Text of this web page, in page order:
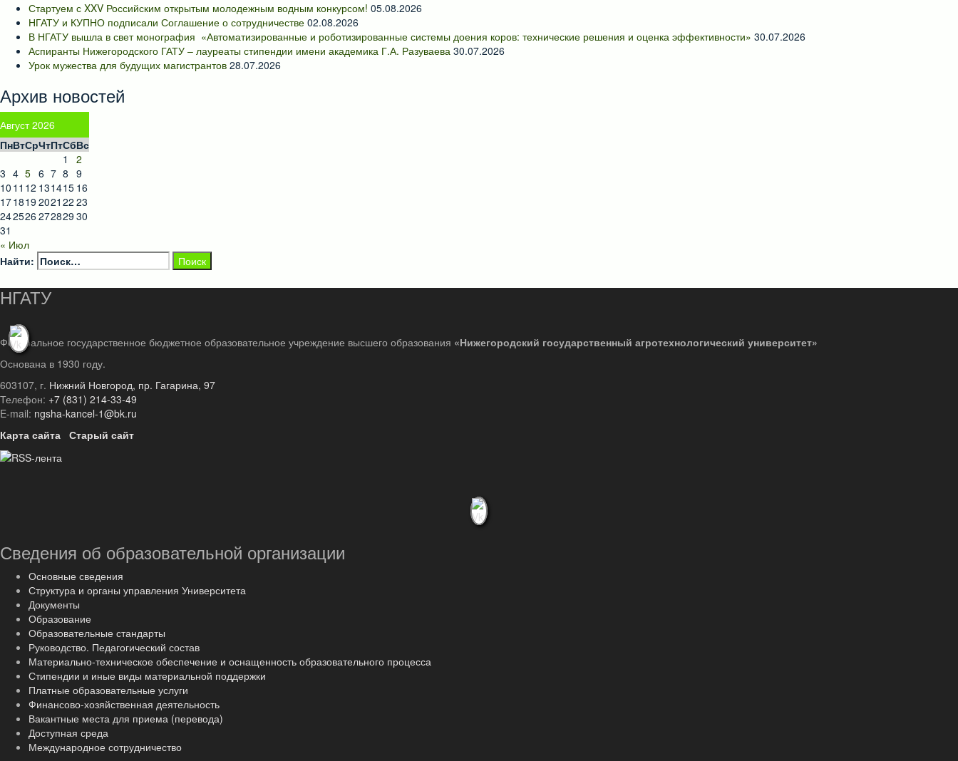
Стартуем с XXV Российским открытым молодежным водным конкурсом! 05.08.2026
НГАТУ и КУПНО подписали Соглашение о сотрудничестве 02.08.2026
В НГАТУ вышла в свет монография «Автоматизированные и роботизированные системы доения коров: технические решения и оценка эффективности» 30.07.2026
Аспиранты Нижегородского ГАТУ – лауреаты стипендии имени академика Г.А. Разуваева 30.07.2026
Урок мужества для будущих магистрантов 28.07.2026
Архив новостей
Август 2026
ПнВтСрЧтПтСбВс
1
2
3 4 5 6 7 8 9
10 11 12 131415 16
171819 2021 22 23
242526 272829 30
31
« Июл
Найти:
НГАТУ
Федеральное государственное бюджетное образовательное учреждение высшего образования «Нижегородский государственный агротехнологический университет»
Основана в 1930 году.
603107, г. Нижний Новгород, пр. Гагарина, 97
Телефон: +7 (831) 214-33-49
E-mail: ngsha-kancel-1@bk.ru
Карта сайта Старый сайт
Сведения об образовательной организации
Основные сведения
Структура и органы управления Университета
Документы
Образование
Образовательные стандарты
Руководство. Педагогический состав
Материально-техническое обеспечение и оснащенность образовательного процесса
Стипендии и иные виды материальной поддержки
Платные образовательные услуги
Финансово-хозяйственная деятельность
Вакантные места для приема (перевода)
Доступная среда
Международное сотрудничество